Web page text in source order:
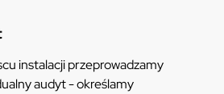
instalacji przeprowadzamy
audyt - określamy